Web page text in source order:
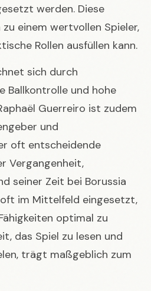
werden. Diese
einem wertvollen Spieler,
Rollen ausfüllen kann.
sich durch
Ballkontrolle und hohe
Guerreiro ist zudem
und
oft entscheidende
Vergangenheit,
seiner Zeit bei Borussia
im Mittelfeld eingesetzt,
optimal zu
das Spiel zu lesen und
trägt maßgeblich zum